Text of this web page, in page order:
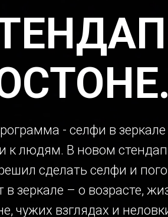
- селфи в
к людям. В новом
сделать селфи и
в зеркале – о возрасте,
чужих взглядах и